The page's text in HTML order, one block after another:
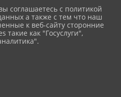
Новости
ЗДОРОВЬЯ"
соглашаетесь с политикой
а также с тем что наш
к веб-сайту сторонние
такие как "Госуслуги",